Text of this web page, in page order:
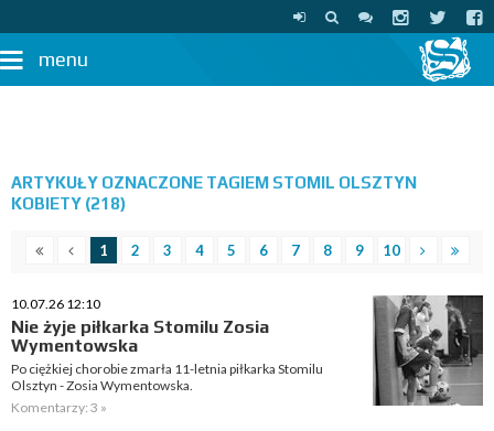
menu
ARTYKUŁY OZNACZONE TAGIEM STOMIL OLSZTYN
KOBIETY (218)
1 2 3 4 5 6 7 8 9 10
10.07.26 12:10
Nie żyje piłkarka Stomilu Zosia
Wymentowska
Po ciężkiej chorobie zmarła 11-letnia piłkarka Stomilu
Olsztyn - Zosia Wymentowska.
Komentarzy: 3 »